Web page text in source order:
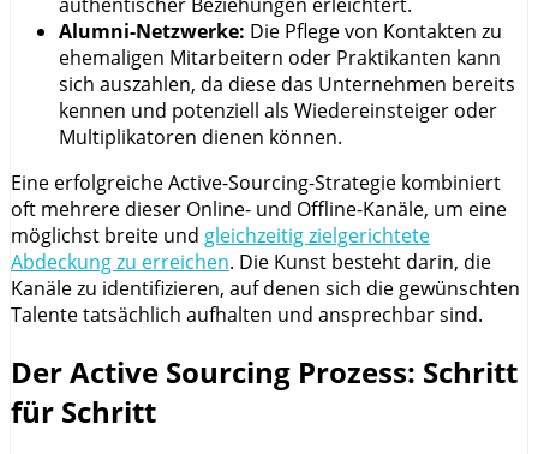
authentischer Beziehungen erleichtert.
Alumni-Netzwerke: Die Pflege von Kontakten zu
ehemaligen Mitarbeitern oder Praktikanten kann
sich auszahlen, da diese das Unternehmen bereits
kennen und potenziell als Wiedereinsteiger oder
Multiplikatoren dienen können.
Eine erfolgreiche Active-Sourcing-Strategie kombiniert
oft mehrere dieser Online- und Offline-Kanäle, um eine
möglichst breite und gleichzeitig zielgerichtete
Abdeckung zu erreichen. Die Kunst besteht darin, die
Kanäle zu identifizieren, auf denen sich die gewünschten
Talente tatsächlich aufhalten und ansprechbar sind.
Der Active Sourcing Prozess: Schritt
für Schritt